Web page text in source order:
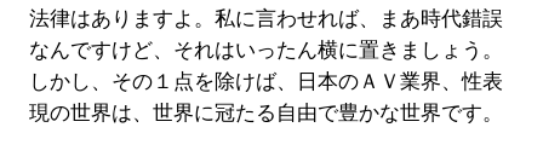
法律はありますよ。私に言わせれば、まあ時代錯誤
なんですけど、それはいったん横に置きましょう。
しかし、その１点を除けば、日本のＡＶ業界、性表
現の世界は、世界に冠たる自由で豊かな世界です。